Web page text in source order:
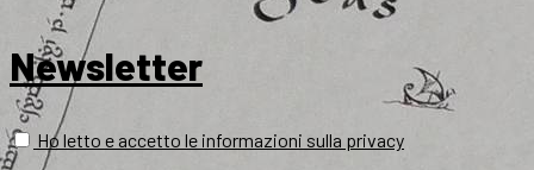
Newsletter
Ho letto e accetto le informazioni sulla privacy